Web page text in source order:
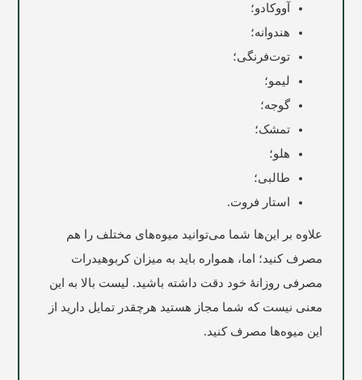
آووکادو؛
هندوانه؛
توت‌فرنگی؛
لیمو؛
گوجه؛
تمشک؛
هلو؛
طالبی؛
استار فروت.
علاوه بر این‌ها شما می‌توانید میوه‌های مختلف را هم
مصرف کنید؛ اما، همواره باید به میزان کربوهیدرات
مصرفی روزانۀ خود دقت داشته باشید. لیست بالا به این
معنی نیست که شما مجاز هستید هرچقدر تمایل دارید از
این میوه‌ها مصرف کنید.